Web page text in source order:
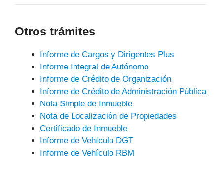
Otros trámites
Informe de Cargos y Dirigentes Plus
Informe Integral de Autónomo
Informe de Crédito de Organización
Informe de Crédito de Administración Pública
Nota Simple de Inmueble
Nota de Localización de Propiedades
Certificado de Inmueble
Informe de Vehículo DGT
Informe de Vehículo RBM